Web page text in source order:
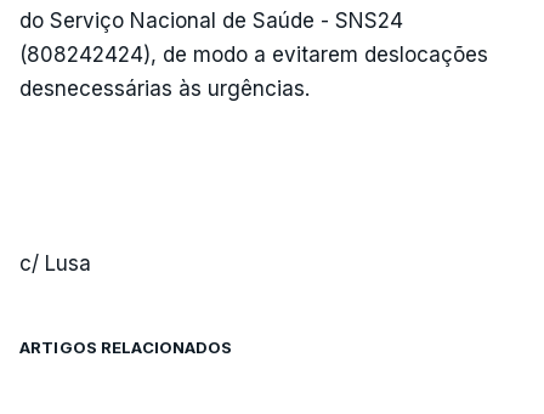
do Serviço Nacional de Saúde - SNS24
(808242424), de modo a evitarem deslocações
desnecessárias às urgências.
c/ Lusa
ARTIGOS RELACIONADOS